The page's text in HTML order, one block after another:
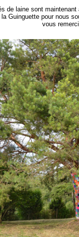
de laine sont
Guinguette pour nous
vous